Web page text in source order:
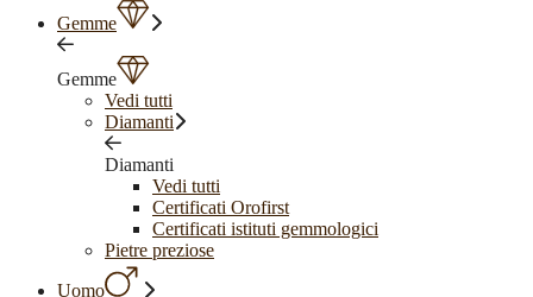
Gemme
Gemme
Vedi tutti
Diamanti
Diamanti
Vedi tutti
Certificati Orofirst
Certificati istituti gemmologici
Pietre preziose
Uomo